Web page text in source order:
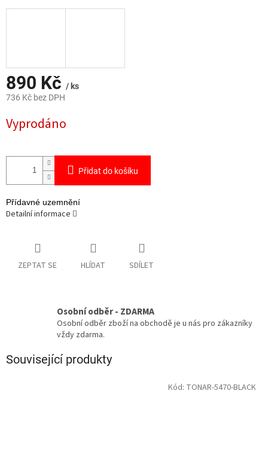
890 Kč / ks
736 Kč bez DPH
cena:
Vyprodáno
Přidat do košíku
Přídavné uzemnění
Detailní informace
ZEPTAT SE HLÍDAT SDÍLET
Osobní odběr - ZDARMA
Osobní odběr zboží na obchodě je u nás pro zákazníky
vždy zdarma.
Související produkty
Kód: TONAR-5470-BLACK